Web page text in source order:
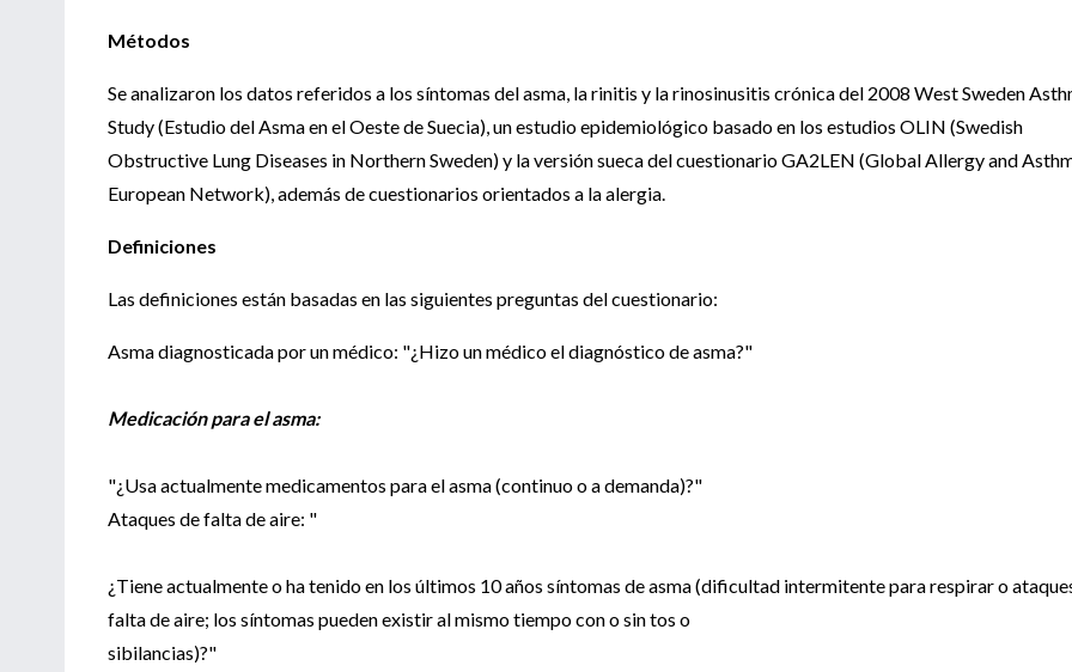
Métodos
Se analizaron los datos referidos a los síntomas del asma, la rinitis y la rinosinusitis crónica del 2008 West Sweden
Study (Estudio del Asma en el Oeste de Suecia), un estudio epidemiológico basado en los estudios OLIN (Swedish
Obstructive Lung Diseases in Northern Sweden) y la versión sueca del cuestionario GA2LEN (Global Allergy and
European Network), además de cuestionarios orientados a la alergia.
Definiciones
Las definiciones están basadas en las siguientes preguntas del cuestionario:
Asma diagnosticada por un médico: "¿Hizo un médico el diagnóstico de asma?"
Medicación para el asma:
"¿Usa actualmente medicamentos para el asma (continuo o a demanda)?"
Ataques de falta de aire: "
¿Tiene actualmente o ha tenido en los últimos 10 años síntomas de asma (dificultad intermitente para respirar o
falta de aire; los síntomas pueden existir al mismo tiempo con o sin tos o
sibilancias)?"